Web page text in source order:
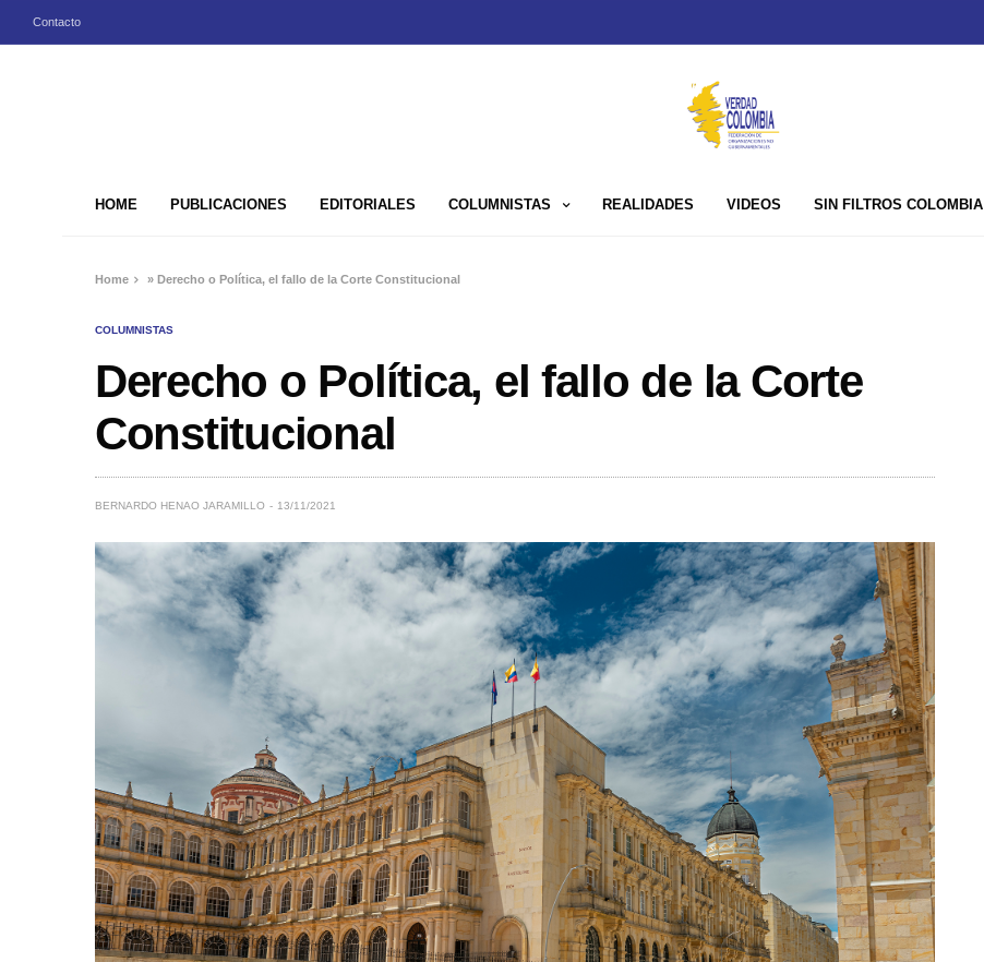
Contacto
HOME PUBLICACIONES EDITORIALES COLUMNISTAS REALIDADES VIDEOS SIN FILTROS COLOMBIA
Home »Derecho o Política, el fallo de la Corte Constitucional
COLUMNISTAS
Derecho o Política, el fallo de la Corte
Constitucional
BERNARDO HENAO JARAMILLO 13/11/2021